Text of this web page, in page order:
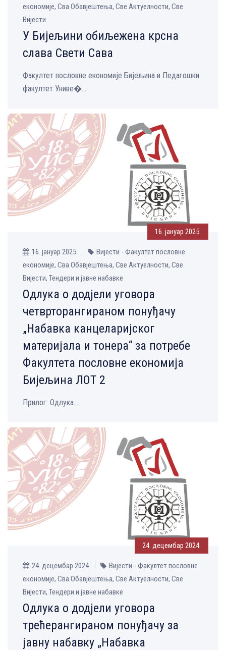
економије, Сва Обавјештења, Све Aктуелности, Све
Вијести
У Бијељини обиљежена крсна
слава Свети Сава
Факултет пословне економије Бијељина и Педагошки
факултет Униве�...
16. јануар 2025.
16. јануар 2025.
Вијести - Факултет пословне
економије, Сва Обавјештења, Све Aктуелности, Све
Вијести, Тендери и јавне набавке
Одлука о додјели уговора
четврторангираном понуђачу
„Набавка канцеларијског
материјала и тонера“ за потребе
Факултета пословне економија
Бијељина ЛОТ 2
Прилог: Одлука...
24. децембар 2024.
24. децембар 2024.
Вијести - Факултет пословне
економије, Сва Обавјештења, Све Aктуелности, Све
Вијести, Тендери и јавне набавке
Одлука о дод‌јели уговора
трећерангираном понуђачу за
јавну набавку „Набавка